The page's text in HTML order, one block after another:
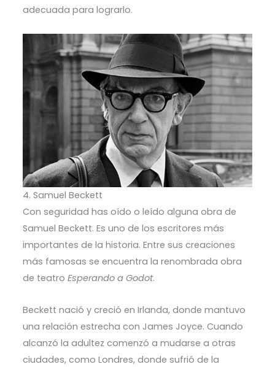
adecuada para lograrlo.
4. Samuel Beckett
Con seguridad has oído o leído alguna obra de
Samuel Beckett. Es uno de los escritores más
importantes de la historia. Entre sus creaciones
más famosas se encuentra la renombrada obra
de teatro Esperando a Godot.
Beckett nació y creció en Irlanda, donde mantuvo
una relación estrecha con James Joyce. Cuando
alcanzó la adultez comenzó a mudarse a otras
ciudades, como Londres, donde sufrió de la